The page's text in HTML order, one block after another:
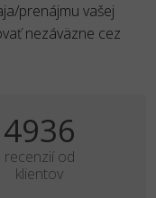
prenájmu vašej
nezáväzne cez
6170
recenzií od
klientov